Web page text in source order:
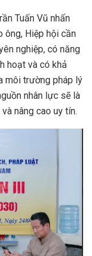
Tuấn Vũ nhấn
ông, Hiệp hội cần
nghiệp, có năng
hoạt và có khả
môi trường pháp lý
nhân lực sẽ là
nâng cao uy tín.